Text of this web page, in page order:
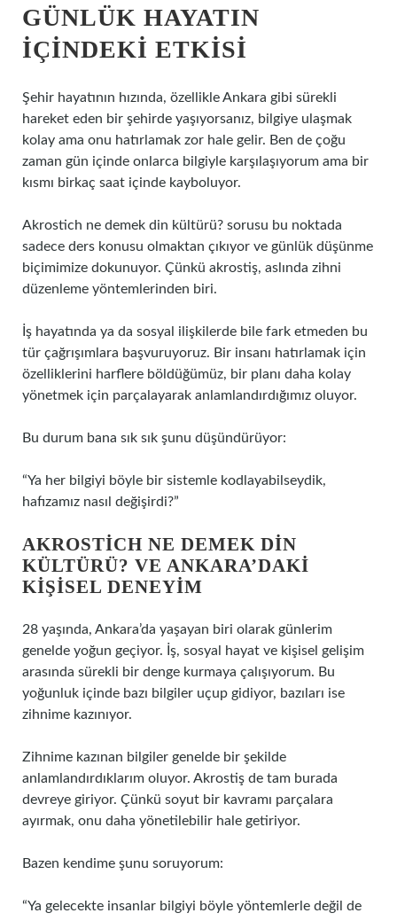
GÜNLÜK HAYATIN
IÇINDEKI ETKISI
Şehir hayatının hızında, özellikle Ankara gibi sürekli
hareket eden bir şehirde yaşıyorsanız, bilgiye ulaşmak
kolay ama onu hatırlamak zor hale gelir. Ben de çoğu
zaman gün içinde onlarca bilgiyle karşılaşıyorum ama bir
kısmı birkaç saat içinde kayboluyor.
Akrostich ne demek din kültürü? sorusu bu noktada
sadece ders konusu olmaktan çıkıyor ve günlük düşünme
biçimimize dokunuyor. Çünkü akrostiş, aslında zihni
düzenleme yöntemlerinden biri.
İş hayatında ya da sosyal ilişkilerde bile fark etmeden bu
tür çağrışımlara başvuruyoruz. Bir insanı hatırlamak için
özelliklerini harflere böldüğümüz, bir planı daha kolay
yönetmek için parçalayarak anlamlandırdığımız oluyor.
Bu durum bana sık sık şunu düşündürüyor:
“Ya her bilgiyi böyle bir sistemle kodlayabilseydik,
hafızamız nasıl değişirdi?”
AKROSTICH NE DEMEK DIN
KÜLTÜRÜ? VE ANKARA’DAKI
KIŞISEL DENEYIM
28 yaşında, Ankara’da yaşayan biri olarak günlerim
genelde yoğun geçiyor. İş, sosyal hayat ve kişisel gelişim
arasında sürekli bir denge kurmaya çalışıyorum. Bu
yoğunluk içinde bazı bilgiler uçup gidiyor, bazıları ise
zihnime kazınıyor.
Zihnime kazınan bilgiler genelde bir şekilde
anlamlandırdıklarım oluyor. Akrostiş de tam burada
devreye giriyor. Çünkü soyut bir kavramı parçalara
ayırmak, onu daha yönetilebilir hale getiriyor.
Bazen kendime şunu soruyorum:
“Ya gelecekte insanlar bilgiyi böyle yöntemlerle değil de